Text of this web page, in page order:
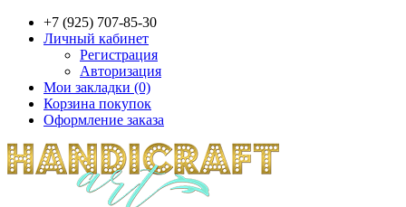
+7 (925) 707-85-30
Личный кабинет
Регистрация
Авторизация
Мои закладки (0)
Корзина покупок
Оформление заказа